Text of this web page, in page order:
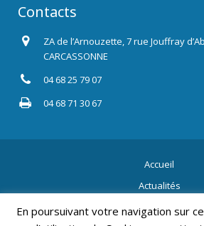
Contacts
ZA de l’Arnouzette, 7 rue Jouffray
CARCASSONNE
04 68 25 79 07
04 68 71 30 67
Accueil
Actualités
Contact
En poursuivant votre navigation sur